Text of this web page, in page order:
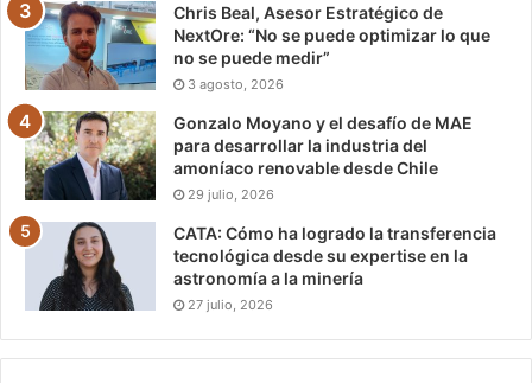
Chris Beal, Asesor Estratégico de
NextOre: “No se puede optimizar lo que
no se puede medir”
3 agosto, 2026
Gonzalo Moyano y el desafío de MAE
para desarrollar la industria del
amoníaco renovable desde Chile
29 julio, 2026
CATA: Cómo ha logrado la transferencia
tecnológica desde su expertise en la
astronomía a la minería
27 julio, 2026